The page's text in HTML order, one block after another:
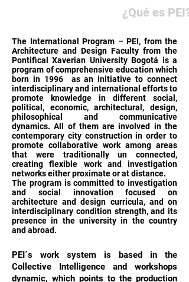
¿Qué es PEI?
The International Program – PEI, from the
Architecture and Design Faculty from the
Pontifical Xaverian University Bogotá is a
program of comprehensive education which
born in 1996 as an initiative to connect
interdisciplinary and international efforts to
promote knowledge in different social,
political, economic, architectural, design,
philosophical and communicative
dynamics. All of them are involved in the
contemporary city construction in order to
promote collaborative work among areas
that were traditionally un connected,
creating flexible work and investigation
networks either proximate or at distance.
The program is committed to investigation
and social innovation focused on
architecture and design curricula, and on
interdisciplinary condition strength, and its
presence in the university in the country
and abroad.
PEI´s work system is based in the
Collective Intelligence and workshops
dynamic, which points to the production